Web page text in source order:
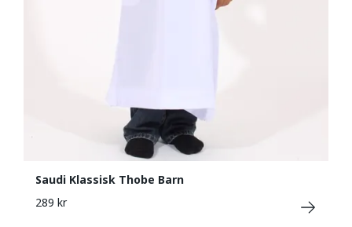
Saudi Klassisk Thobe Barn
289 kr